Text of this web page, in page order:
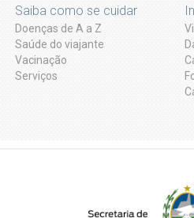
Saiba como se cuidar
Doenças de A a Z
Saúde do viajante
Vacinação
Serviços